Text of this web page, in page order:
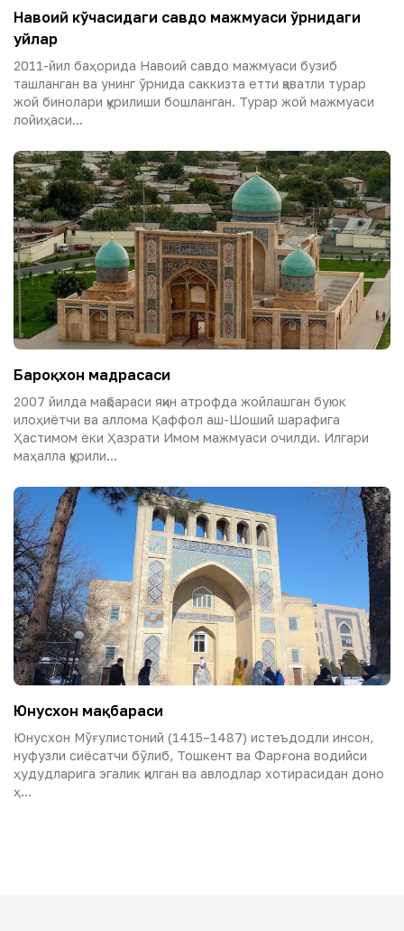
Навоий кўчасидаги савдо мажмуаси ўрнидаги
уйлар
2011-йил баҳорида Навоий савдо мажмуаси бузиб
ташланган ва унинг ўрнида саккизта етти қаватли турар
жой бинолари қурилиши бошланган. Турар жой мажмуаси
лойиҳаси...
Бароқхон мадрасаси
2007 йилда мақбараси яқин атрофда жойлашган буюк
илоҳиётчи ва аллома Қаффол аш-Шоший шарафига
Ҳастимом ёки Ҳазрати Имом мажмуаси очилди. Илгари
маҳалла қурили...
Юнусхон мақбараси
Юнусхон Мўғулистоний (1415–1487) истеъдодли инсон,
нуфузли сиёсатчи бўлиб, Тошкент ва Фарғона водийси
ҳудудларига эгалик қилган ва авлодлар хотирасидан доно
ҳ...